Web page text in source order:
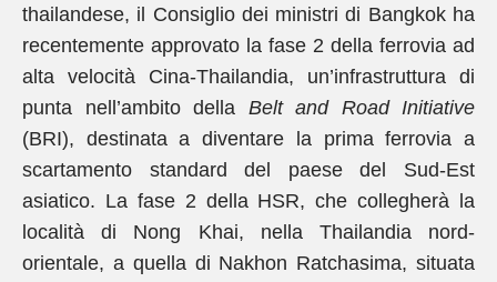
thailandese, il Consiglio dei ministri di Bangkok ha
recentemente approvato la fase 2 della ferrovia ad
alta velocità Cina-Thailandia, un’infrastruttura di
punta nell’ambito della Belt and Road Initiative
(BRI), destinata a diventare la prima ferrovia a
scartamento standard del paese del Sud-Est
asiatico. La fase 2 della HSR, che collegherà la
località di Nong Khai, nella Thailandia nord-
orientale, a quella di Nakhon Ratchasima, situata